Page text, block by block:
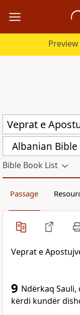
Albanian Bible
Bible Book List
Passage
Veprat e
9 Ndërkaq
kërdi kundër